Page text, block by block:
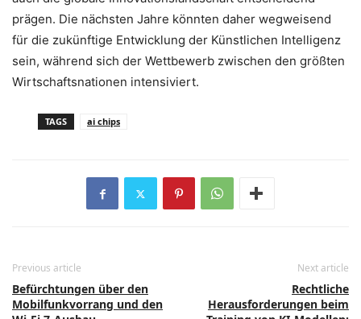
prägen. Die nächsten Jahre könnten daher wegweisend
für die zukünftige Entwicklung der Künstlichen Intelligenz
sein, während sich der Wettbewerb zwischen den größten
Wirtschaftsnationen intensiviert.
TAGS ai chips
Previous article
Befürchtungen über den
Mobilfunkvorrang und den
Next article
Rechtliche
Herausforderungen beim